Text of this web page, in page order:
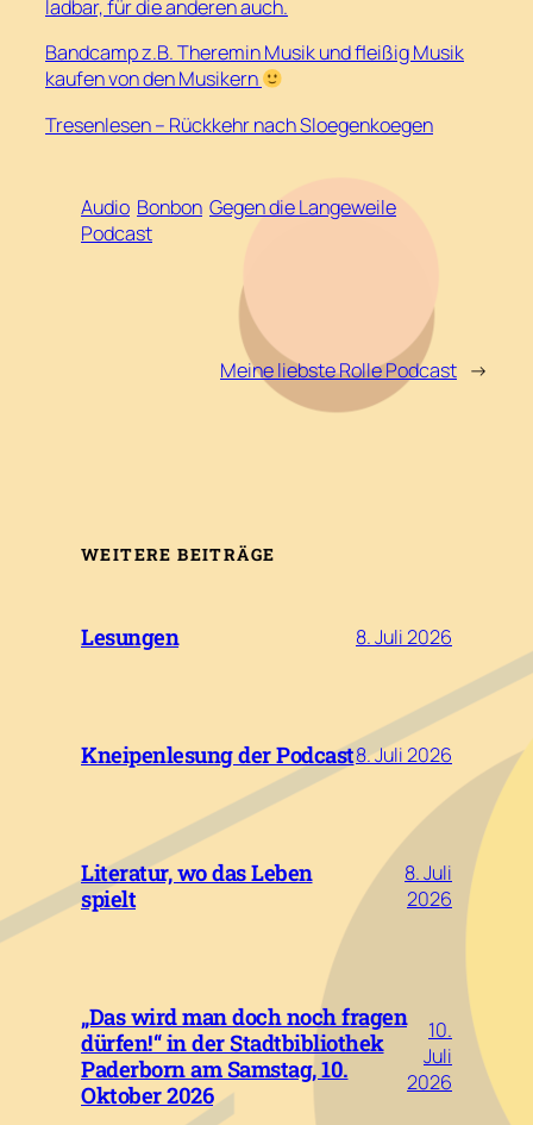
ladbar, für die anderen auch.
Bandcamp z.B. Theremin Musik und fleißig Musik
kaufen von den Musikern
Tresenlesen – Rückkehr nach Sloegenkoegen
Audio Bonbon Gegen die Langeweile
Podcast
Meine liebste Rolle Podcast →
WEITERE BEITRÄGE
Lesungen 8. Juli 2026
Kneipenlesung der Podcast8. Juli 2026
Literatur, wo das Leben
spielt
8. Juli
2026
„Das wird man doch noch fragen
dürfen!“ in der Stadtbibliothek
Paderborn am Samstag, 10.
Oktober 2026
10.
Juli
2026